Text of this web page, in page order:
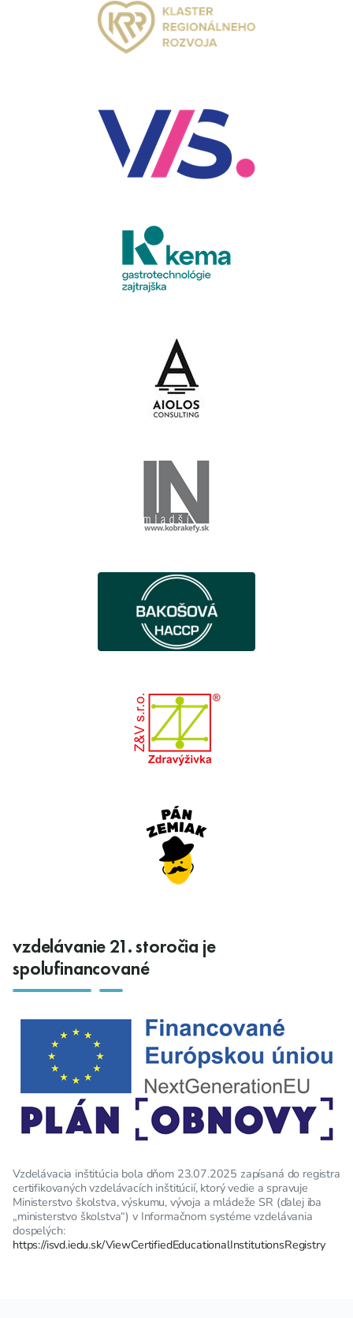
vzdelávanie 21. storočia je
spolufinancované
Vzdelávacia inštitúcia bola dňom 23.07.2025 zapísaná do registra
certifikovaných vzdelávacích inštitúcií, ktorý vedie a spravuje
Ministerstvo školstva, výskumu, vývoja a mládeže SR (ďalej iba
„ministerstvo školstva“) v Informačnom systéme vzdelávania
dospelých:
https://isvd.iedu.sk/ViewCertifiedEducationalInstitutionsRegistry